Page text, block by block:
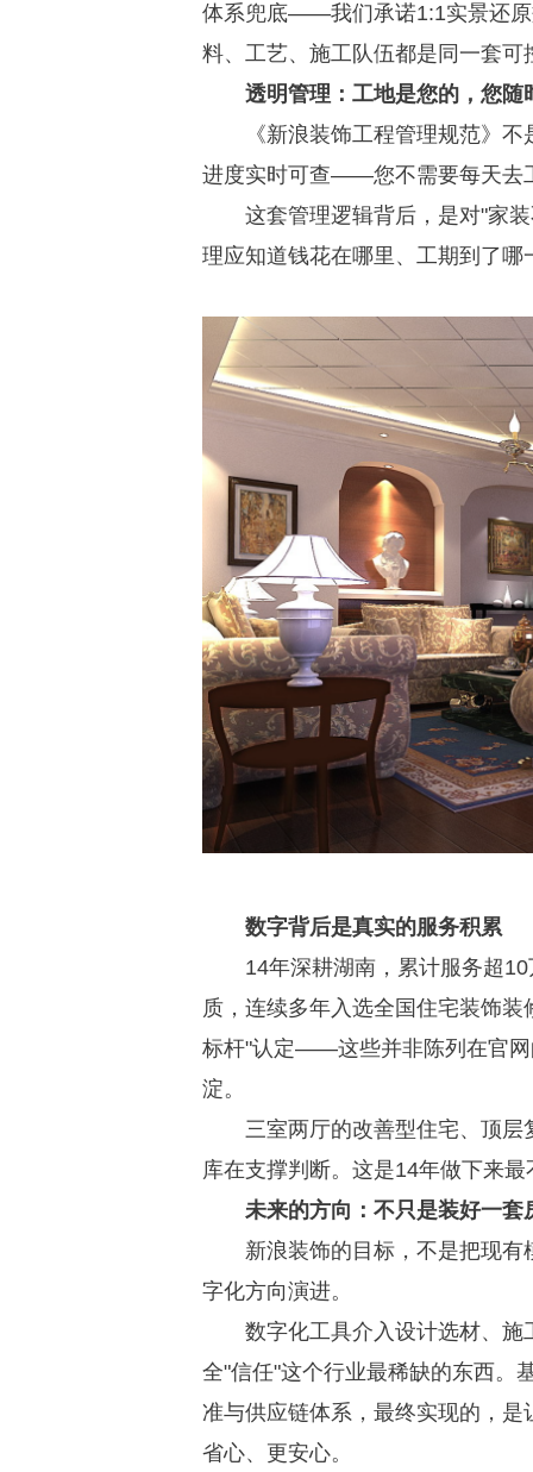
体系兜底——我们承诺1:1实景还原
料、工艺、施工队伍都是同一套可
透明管理：工地是您的，您随
《新浪装饰工程管理规范》
进度实时可查——您不需要每天去
这套管理逻辑背后，是对"家
理应知道钱花在哪里、工期到了哪
数字背后是真实的服务积累
14年深耕湖南，累计服务超
质，连续多年入选全国住宅装饰
标杆"认定——这些并非陈列在官网
淀。
三室两厅的改善型住宅、顶
库在支撑判断。这是14年做下来
未来的方向：不只是装好一套
新浪装饰的目标，不是把现
字化方向演进。
数字化工具介入设计选材、
全"信任"这个行业最稀缺的东西。
准与供应链体系，最终实现的，
省心、更安心。